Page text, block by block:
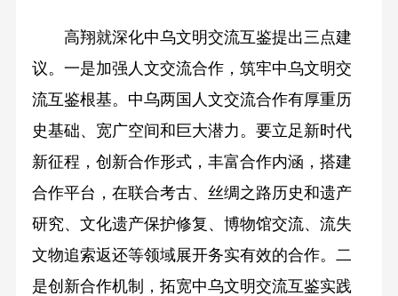
高翔就深化中乌文明交流互鉴提出三点建
议。一是加强人文交流合作，筑牢中乌文明交
流互鉴根基。中乌两国人文交流合作有厚重历
史基础、宽广空间和巨大潜力。要立足新时代
新征程，创新合作形式，丰富合作内涵，搭建
合作平台，在联合考古、丝绸之路历史和遗产
研究、文化遗产保护修复、博物馆交流、流失
文物追索返还等领域展开务实有效的合作。二
是创新合作机制，拓宽中乌文明交流互鉴实践